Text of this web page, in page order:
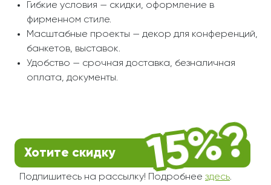
Гибкие условия — скидки, оформление в
фирменном стиле.
Масштабные проекты — декор для конференций,
банкетов, выставок.
Удобство — срочная доставка, безналичная
оплата, документы.
Хотите скидку
Подпишитесь на рассылку! Подробнее здесь.